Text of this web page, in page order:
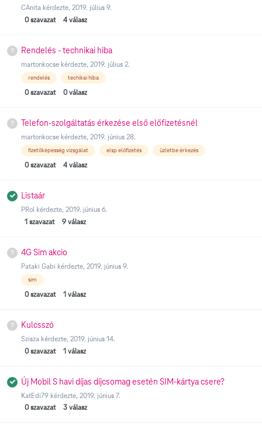
CAnita kérdezte, 2019. július 9.
0 szavazat 4 válasz
Rendelés - technikai hiba
martonkocse kérdezte, 2019. július 2.
rendelés techikai hiba
0 szavazat 0 válasz
Telefon-szolgáltatás érkezése első előfizetésnél
martonkocse kérdezte, 2019. június 28.
fizetőképesség vizsgálat elsp előfizetés üzletbe érkezés
0 szavazat 4 válasz
Listaár
PRol kérdezte, 2019. június 6.
1 szavazat 9 válasz
4G Sim akcio
Pataki Gabi kérdezte, 2019. június 9.
sim
0 szavazat 1 válasz
Kulcsszó
Szisza kérdezte, 2019. június 14.
0 szavazat 1 válasz
Új Mobil S havi díjas díjcsomag esetén SIM-kártya csere?
KatEdi79 kérdezte, 2019. június 7.
0 szavazat 3 válasz